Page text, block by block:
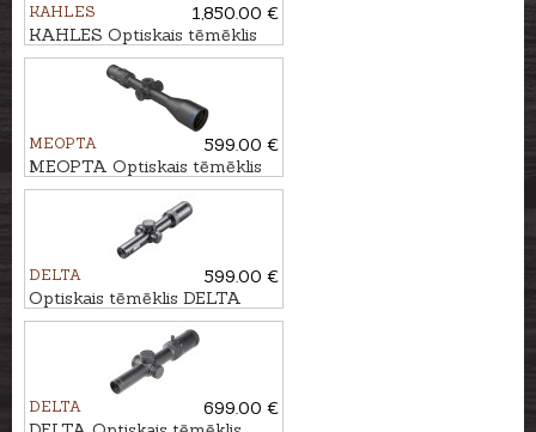
KAHLES
1,850.00 €
KAHLES Optiskais tēmēklis
HELIA 3,5-18x50i #4-Dot
MEOPTA
599.00 €
MEOPTA Optiskais tēmēklis
MeoHunter R5 4-20x50 SFP
DELTA
599.00 €
Optiskais tēmēklis DELTA
Titanium HD 1-6x24 4A S
DELTA
699.00 €